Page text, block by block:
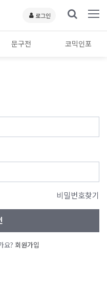
로그인
문구전 코믹인포
비밀번호찾기
요? 회원가입